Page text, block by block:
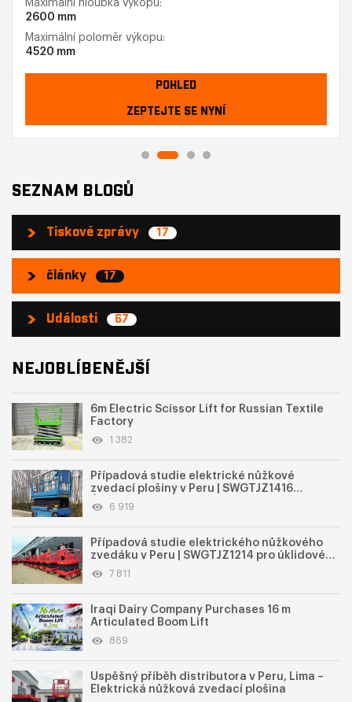
Maximální hloubka výkopu:
2600 mm
Maximální poloměr výkopu:
4520 mm
POHLED
ZEPTEJTE SE NYNÍ
SEZNAM BLOGŮ
Tiskové zprávy 17
články 17
Události 67
NEJOBLÍBENĚJŠÍ
6m Electric Scissor Lift for Russian Textile
Factory
1 382
Případová studie elektrické nůžkové
zvedací plošiny v Peru | SWGTJZ1416
Úspěšné použití v elektrotechnickém
průmyslu
6 919
Případová studie elektrického nůžkového
zvedáku v Peru | SWGTJZ1214 pro úklidové
služby v průmyslovém parku
7 811
Iraqi Dairy Company Purchases 16 m
Articulated Boom Lift
869
Úspěšný příběh distributora v Peru, Lima –
Elektrická nůžková zvedací plošina